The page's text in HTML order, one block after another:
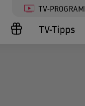
TV-
TV-Tipps